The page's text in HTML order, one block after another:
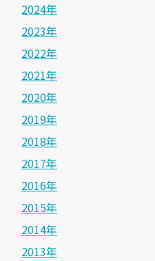
2024年
2023年
2022年
2021年
2020年
2019年
2018年
2017年
2016年
2015年
2014年
2013年